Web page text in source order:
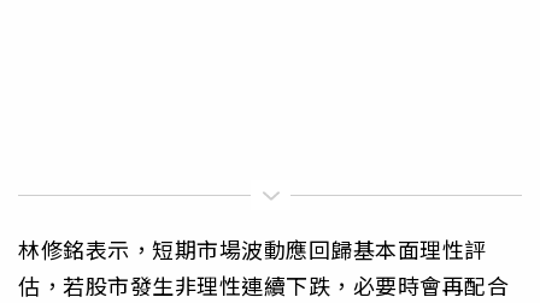
林修銘表示，短期市場波動應回歸基本面理性評
估，若股市發生非理性連續下跌，必要時會再配合